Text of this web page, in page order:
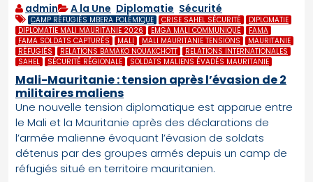
admin A la Une Diplomatie Sécurité
CAMP RÉFUGIÉS MBERA POLÉMIQUE CRISE SAHEL SÉCURITÉ
DIPLOMATIE
DIPLOMATIE MALI MAURITANIE 2026
EMGA MALI COMMUNIQUÉ
FAMA
FAMA SOLDATS CAPTURÉS
MALI MALI MAURITANIE TENSIONS
MAURITANIE
RÉFUGIÉS
RELATIONS BAMAKO NOUAKCHOTT
RELATIONS INTERNATIONALES
SAHEL
SÉCURITÉ RÉGIONALE SOLDATS MALIENS ÉVADÉS MAURITANIE
Mali-Mauritanie : tension après l’évasion de 2
militaires maliens
Une nouvelle tension diplomatique est apparue entre
le Mali et la Mauritanie après des déclarations de
l’armée malienne évoquant l’évasion de soldats
détenus par des groupes armés depuis un camp de
réfugiés situé en territoire mauritanien.